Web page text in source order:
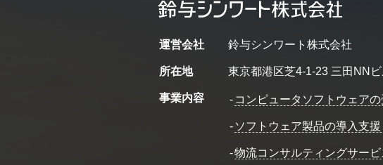
運営会社 鈴与シンワート株式会社
所在地 東京都港区芝4-1-23 三田NN
事業内容 - コンピュータソフトウェア
- ソフトウェア製品の導入支
-物流コンサルティングサービ